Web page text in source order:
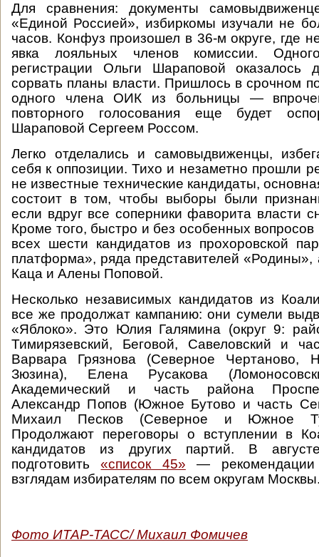
Для сравнения: документы
«Единой Россией», избиркомы изучали не
часов. Конфуз произошел в 36-м округе, где
явка лояльных членов комиссии.
регистрации Ольги Шараповой оказалось
сорвать планы власти. Пришлось в срочном
одного члена ОИК из больницы —
повторного голосования еще будет
Шараповой Сергеем Россом.
Легко отделались и самовыдвиженцы,
себя к оппозиции. Тихо и незаметно прошли
не известные технические кандидаты,
состоит в том, чтобы выборы были
если вдруг все соперники фаворита власти
Кроме того, быстро и без особенных вопросов
всех шести кандидатов из прохоровской
платформа», ряда представителей
Каца и Алены Поповой.
Несколько независимых кандидатов из
все же продолжат кампанию: они сумели
«Яблоко». Это Юлия Галямина (округ 9:
Тимирязевский, Беговой, Савеловский и
Варвара Грязнова (Северное Чертаново,
Зюзина), Елена Русакова
Академический и часть района
Александр Попов (Южное Бутово и часть
Михаил Песков (Северное и Южное
Продолжают переговоры о вступлении в
кандидатов из других партий. В
подготовить«список 45» —
взглядам избирателям по всем округам
Фото ИТАР-ТАСС/ Михаил Фомичев